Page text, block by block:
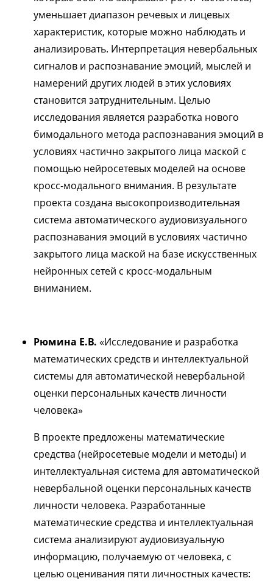
уменьшает диапазон речевых и лицевых
характеристик, которые можно наблюдать и
анализировать. Интерпретация невербальных
сигналов и распознавание эмоций, мыслей и
намерений других людей в этих условиях
становится затруднительным. Целью
исследования является разработка нового
бимодального метода распознавания эмоций в
условиях частично закрытого лица маской с
помощью нейросетевых моделей на основе
кросс-модального внимания. В результате
проекта создана высокопроизводительная
система автоматического аудиовизуального
распознавания эмоций в условиях частично
закрытого лица маской на базе искусственных
нейронных сетей с кросс-модальным
вниманием.
Рюмина Е.В. «Исследование и разработка
математических средств и интеллектуальной
системы для автоматической невербальной
оценки персональных качеств личности
человека»
В проекте предложены математические
средства (нейросетевые модели и методы) и
интеллектуальная система для автоматической
невербальной оценки персональных качеств
личности человека. Разработанные
математические средства и интеллектуальная
система анализируют аудиовизуальную
информацию, получаемую от человека, с
целью оценивания пяти личностных качеств: